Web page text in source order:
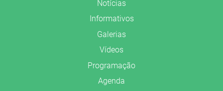
Notícias
Informativos
Galerias
Vídeos
Programação
Agenda